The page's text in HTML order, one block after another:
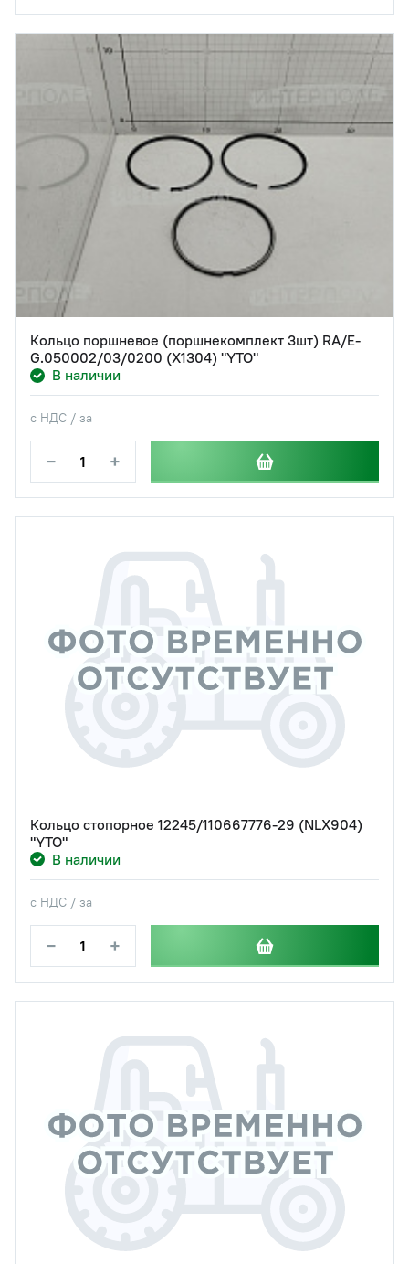
Кольцо поршневое (поршнекомплект 3шт) RA/E-
G.050002/03/0200 (X1304) "YTO"
В наличии
с НДС / за
− +
Кольцо стопорное 12245/110667776-29 (NLX904)
"YTO"
В наличии
с НДС / за
− +